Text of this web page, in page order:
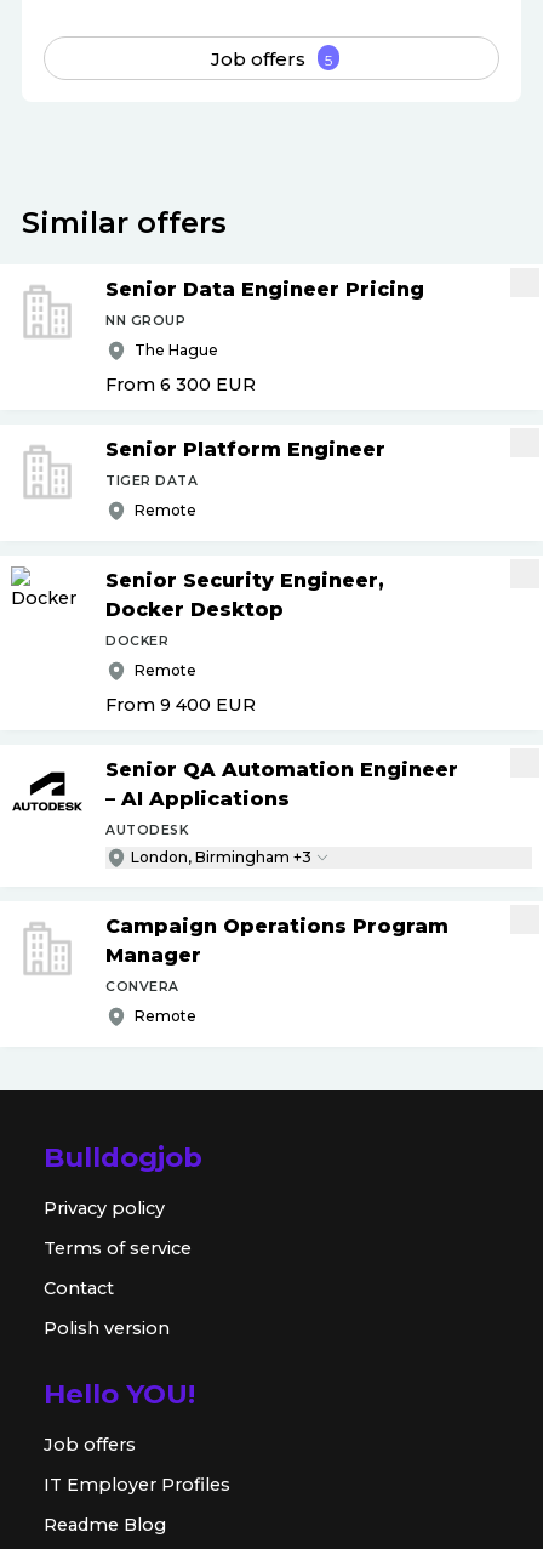
Job offers 5
Similar offers
Senior Data Engineer Pricing
NN GROUP
The Hague
From 6 300 EUR
Senior Platform Engineer
TIGER DATA
Remote
Senior Security Engineer,
Docker Desktop
DOCKER
Remote
From 9 400 EUR
Senior QA Automation Engineer
– AI Applications
AUTODESK
London, Birmingham +3
Campaign Operations Program
Manager
CONVERA
Remote
Bulldogjob
Privacy policy
Terms of service
Contact
Polish version
Hello YOU!
Job offers
IT Employer Profiles
Readme Blog